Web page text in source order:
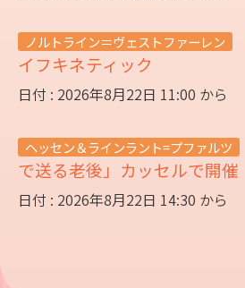
ノルトライン＝ヴェストファーレン
イフキネティック
日付 : 2026年8月22日 11:00 から
ヘッセン＆ラインラント=プファルツ
で送る老後」カッセルで開催
日付 : 2026年8月22日 14:30 から